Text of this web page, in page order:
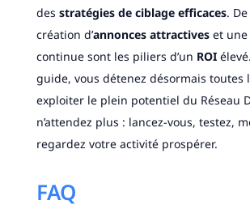
des stratégies de ciblage efficaces.
création d’annonces attractiveset une
continue sont les piliers d’un ROI
guide, vous détenez désormais toutes
exploiter le plein potentiel du Réseau
n’attendez plus : lancez-vous, testez,
regardez votre activité prospérer.
FAQ